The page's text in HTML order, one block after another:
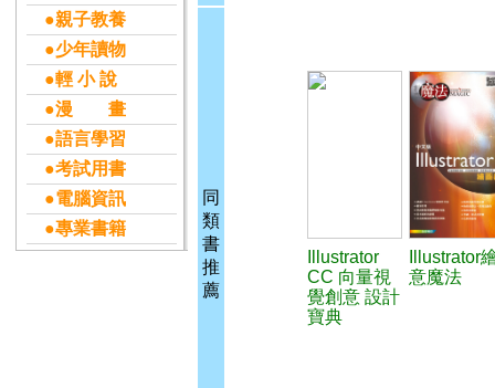
●親子教養
●少年讀物
●輕 小 說
●漫 畫
●語言學習
●考試用書
●電腦資訊
●專業書籍
同
類
書
推
薦
Illustrator
CC 向量視
覺創意 設計
寶典
Illustrator
意魔法